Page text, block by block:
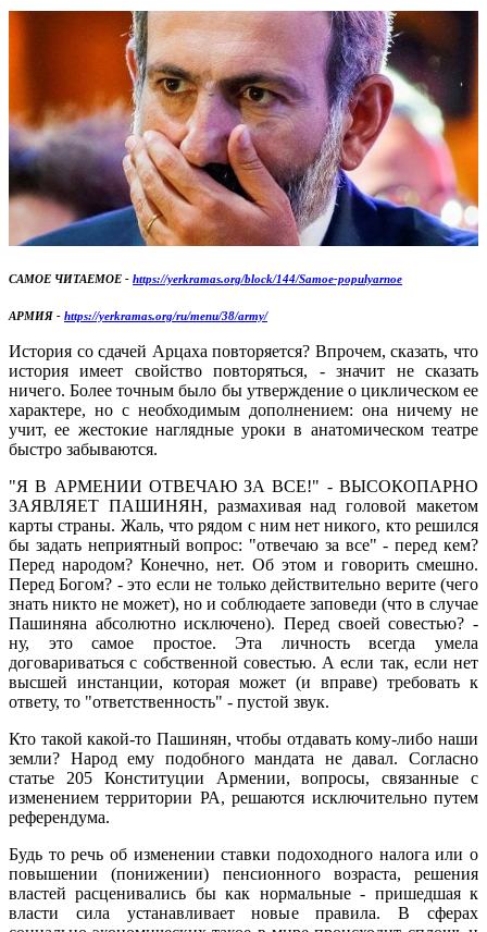
САМОЕ ЧИТАЕМОЕ - https://yerkramas.org/block/144/Samoe-populyarnoe
АРМИЯ - https://yerkramas.org/ru/menu/38/army/
История со сдачей Арцаха повторяется? Впрочем, сказать, что
история имеет свойство повторяться, - значит не сказать
ничего. Более точным было бы утверждение о циклическом ее
характере, но с необходимым дополнением: она ничему не
учит, ее жестокие наглядные уроки в анатомическом театре
быстро забываются.
"Я В АРМЕНИИ ОТВЕЧАЮ ЗА ВСЕ!" - ВЫСОКОПАРНО
ЗАЯВЛЯЕТ ПАШИНЯН, размахивая над головой макетом
карты страны. Жаль, что рядом с ним нет никого, кто решился
бы задать неприятный вопрос: "отвечаю за все" - перед кем?
Перед народом? Конечно, нет. Об этом и говорить смешно.
Перед Богом? - это если не только действительно верите (чего
знать никто не может), но и соблюдаете заповеди (что в случае
Пашиняна абсолютно исключено). Перед своей совестью? -
ну, это самое простое. Эта личность всегда умела
договариваться с собственной совестью. А если так, если нет
высшей инстанции, которая может (и вправе) требовать к
ответу, то "ответственность" - пустой звук.
Кто такой какой-то Пашинян, чтобы отдавать кому-либо наши
земли? Народ ему подобного мандата не давал. Согласно
статье 205 Конституции Армении, вопросы, связанные с
изменением территории РА, решаются исключительно путем
референдума.
Будь то речь об изменении ставки подоходного налога или о
повышении (понижении) пенсионного возраста, решения
властей расценивались бы как нормальные - пришедшая к
власти сила устанавливает новые правила. В сферах